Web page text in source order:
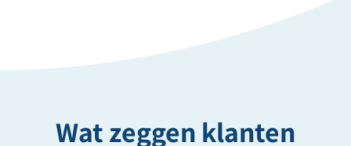
Wat zeggen klanten